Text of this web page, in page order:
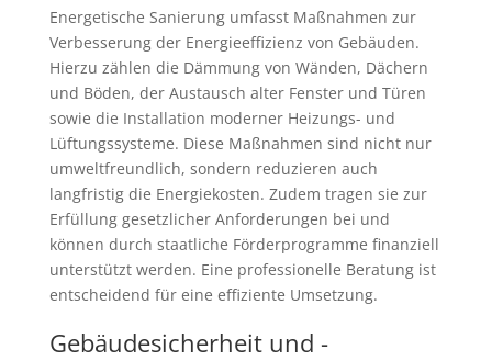
Energetische Sanierung umfasst Maßnahmen zur
Verbesserung der Energieeffizienz von Gebäuden.
Hierzu zählen die Dämmung von Wänden, Dächern
und Böden, der Austausch alter Fenster und Türen
sowie die Installation moderner Heizungs- und
Lüftungssysteme. Diese Maßnahmen sind nicht nur
umweltfreundlich, sondern reduzieren auch
langfristig die Energiekosten. Zudem tragen sie zur
Erfüllung gesetzlicher Anforderungen bei und
können durch staatliche Förderprogramme finanziell
unterstützt werden. Eine professionelle Beratung ist
entscheidend für eine effiziente Umsetzung.
Gebäudesicherheit und -